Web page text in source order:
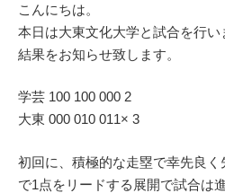
こんにちは。
本日は大東文化大学と試合を行い
結果をお知らせ致します。
学芸 100 100 000 2
大東 000 010 011× 3
初回に、積極的な走塁で幸先良
で1点をリードする展開で試合は